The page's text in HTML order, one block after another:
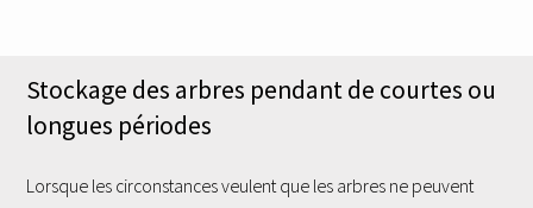
Stockage des arbres pendant de courtes ou
longues périodes
Lorsque les circonstances veulent que les arbres ne peuvent